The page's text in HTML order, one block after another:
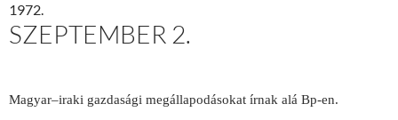
1972.
SZEPTEMBER 2.
Magyar–iraki gazdasági megállapodásokat írnak alá Bp-en.